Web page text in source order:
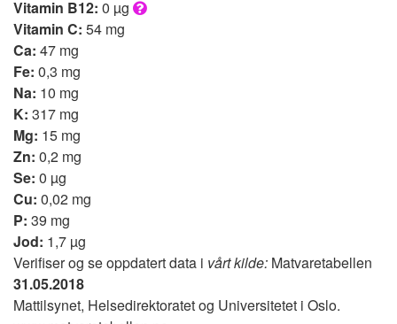
Vitamin B12: 0 µg
Vitamin C: 54 mg
Ca: 47 mg
Fe: 0,3 mg
Na: 10 mg
K: 317 mg
Mg: 15 mg
Zn: 0,2 mg
Se: 0 µg
Cu: 0,02 mg
P: 39 mg
Jod: 1,7 µg
Verifiser og se oppdatert data i vårt kilde: Matvaretabellen
31.05.2018
Mattilsynet, Helsedirektoratet og Universitetet i Oslo.